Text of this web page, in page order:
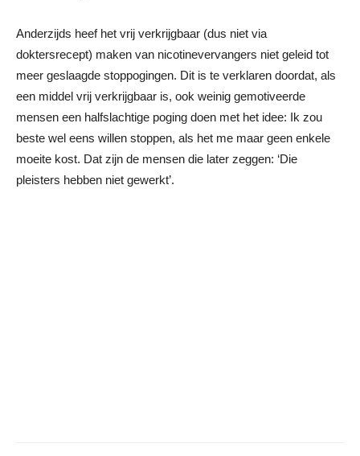
Anderzijds heef het vrij verkrijgbaar (dus niet via
doktersrecept) maken van nicotinevervangers niet geleid tot
meer geslaagde stoppogingen. Dit is te verklaren doordat, als
een middel vrij verkrijgbaar is, ook weinig gemotiveerde
mensen een halfslachtige poging doen met het idee: Ik zou
beste wel eens willen stoppen, als het me maar geen enkele
moeite kost. Dat zijn de mensen die later zeggen: ‘Die
pleisters hebben niet gewerkt’.